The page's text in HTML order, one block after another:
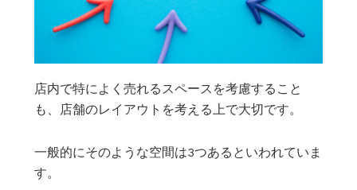
店内で特によく売れるスペースを考慮すること
も、店舗のレイアウトを考える上で大切です。
一般的にそのような空間は3つあるといわれていま
す。